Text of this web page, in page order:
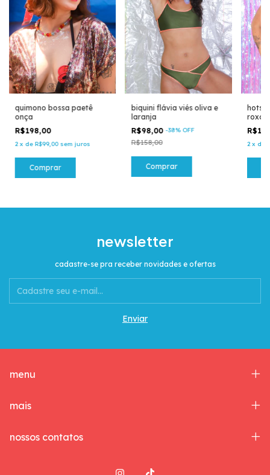
quimono bossa paetê
onça
R$198,00
2 x de R$99,00 sem juros
Comprar
biquini flávia viés oliva e
laranja
R$98,00-38% OFF
R$158,00
Comprar
roxo
2 x de
newsletter
cadastre-se pra receber novidades e ofertas
menu
mais
nossos contatos